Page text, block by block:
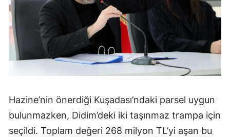
Hazine’nin önerdiği Kuşadası’ndaki parsel uygun
bulunmazken, Didim’deki iki taşınmaz trampa için
seçildi. Toplam değeri 268 milyon TL’yi aşan bu